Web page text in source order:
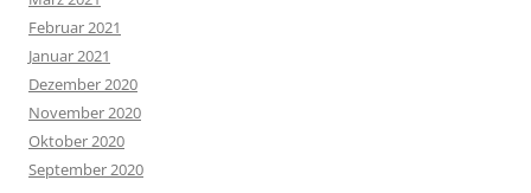
Februar 2021
Januar 2021
Dezember 2020
November 2020
Oktober 2020
September 2020